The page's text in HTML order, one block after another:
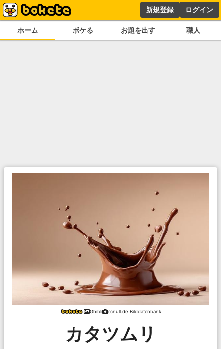
新規登録 ログイン
ホーム ボケる お題を出す 職人
Ghibli ccnull.de Bilddatenbank
カタツムリ